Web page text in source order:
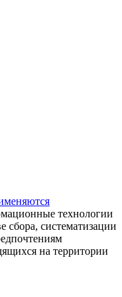
технологии
сбора, систематизации
на территории